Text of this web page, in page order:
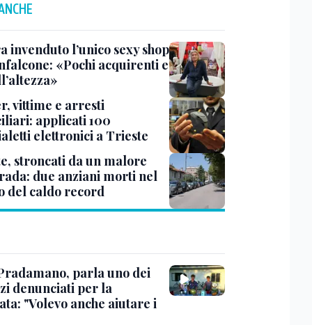
invenduto l’unico sexy shop
«Pochi acquirenti e
vittime e arresti
applicati 100
elettronici a Trieste
stroncati da un malore
due anziani morti nel
del caldo record
parla uno dei
denunciati per la
"Volevo anche aiutare i